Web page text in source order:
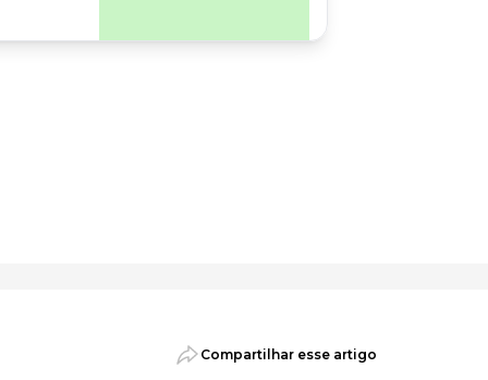
para os riscos
Compartilhar esse artigo